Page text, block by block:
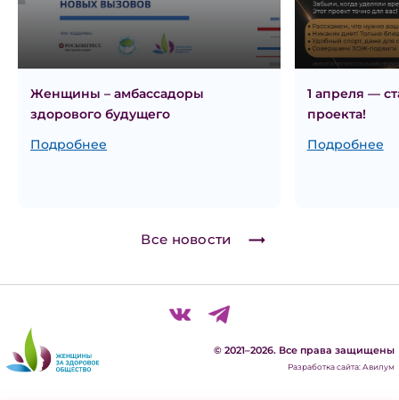
Женщины – амбассадоры
здорового будущего
Подробнее
1 апреля —
проекта!
Подробнее
Все новости
© 2021–2026. Все права защищены
Разработка сайта: Авилум